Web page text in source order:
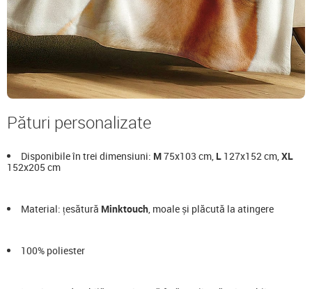
Pături personalizate
Disponibile în trei dimensiuni: M75x103 cm, L 127x152 cm,XL
152x205 cm
Material: țesătură Minktouch, moale și plăcută la atingere
100% poliester